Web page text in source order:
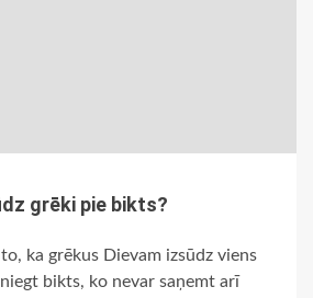
grēki pie bikts?
ka grēkus Dievam izsūdz viens
bikts, ko nevar saņemt arī